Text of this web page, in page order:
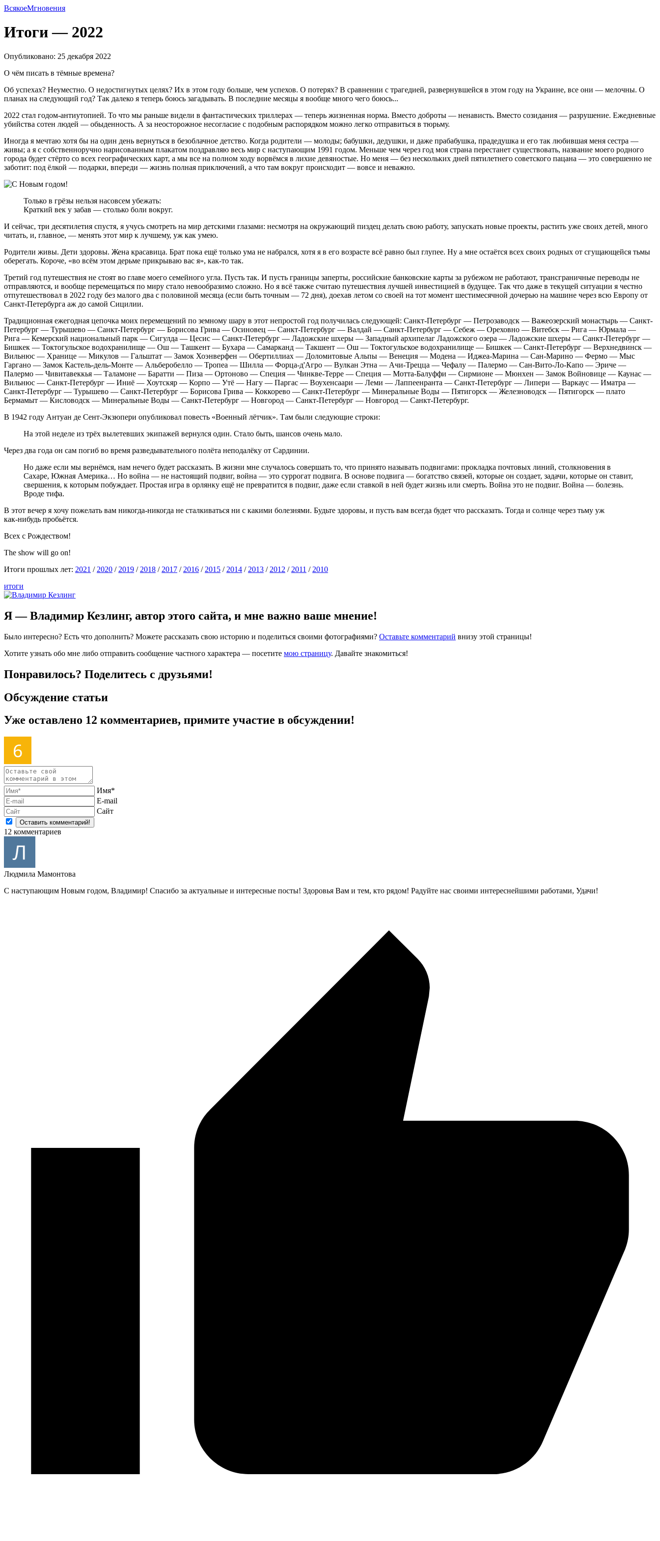
ВсякоеМгновения
Итоги — 2022
Опубликовано: 25 декабря 2022
О чём писать в тёмные времена?
Об успехах? Неуместно. О недостигнутых целях? Их в этом году больше, чем успехов. О потерях? В сравнении с трагедией, развернувшейся в этом году на Украине, все они — мелочны. О
планах на следующий год? Так далеко я теперь боюсь загадывать. В последние месяцы я вообще много чего боюсь...
2022 стал годом-антиутопией. То что мы раньше видели в фантастических триллерах — теперь жизненная норма. Вместо доброты — ненависть. Вместо созидания — разрушение. Ежедневные
убийства сотен людей — обыденность. А за неосторожное несогласие с подобным распорядком можно легко отправиться в тюрьму.
Иногда я мечтаю хотя бы на один день вернуться в безоблачное детство. Когда родители — молоды; бабушки, дедушки, и даже прабабушка, прадедушка и его так любившая меня сестра —
живы; а я с собственноручно нарисованным плакатом поздравляю весь мир с наступающим 1991 годом. Меньше чем через год моя страна перестанет существовать, название моего родного
города будет стёрто со всех географических карт, а мы все на полном ходу ворвёмся в лихие девяностые. Но меня — без нескольких дней пятилетнего советского пацана — это совершенно не
заботит: под ёлкой — подарки, впереди — жизнь полная приключений, а что там вокруг происходит — вовсе и неважно.
Только в грёзы нельзя насовсем убежать:
Краткий век у забав — столько боли вокруг.
И сейчас, три десятилетия спустя, я учусь смотреть на мир детскими глазами: несмотря на окружающий пиздец делать свою работу, запускать новые проекты, растить уже своих детей, много
читать, и, главное, — менять этот мир к лучшему, уж как умею.
Родители живы. Дети здоровы. Жена красавица. Брат пока ещё только ума не набрался, хотя я в его возрасте всё равно был глупее. Ну а мне остаётся всех своих родных от сгущающейся тьмы
оберегать. Короче, «во всём этом дерьме прикрываю вас я», как-то так.
Третий год путешествия не стоят во главе моего семейного угла. Пусть так. И пусть границы заперты, российские банковские карты за рубежом не работают, трансграничные переводы не
отправляются, и вообще перемещаться по миру стало невообразимо сложно. Но я всё также считаю путешествия лучшей инвестицией в будущее. Так что даже в текущей ситуации я честно
отпутешествовал в 2022 году без малого два с половиной месяца (если быть точным — 72 дня), доехав летом со своей на тот момент шестимесячной дочерью на машине через всю Европу от
Санкт-Петербурга аж до самой Сицилии.
Традиционная ежегодная цепочка моих перемещений по земному шару в этот непростой год получилась следующей: Санкт-Петербург — Петрозаводск — Важеозерский монастырь — Санкт-
Петербург — Турышево — Санкт-Петербург — Борисова Грива — Осиновец — Санкт-Петербург — Валдай — Санкт-Петербург — Себеж — Ореховно — Витебск — Рига — Юрмала —
Рига — Кемерский национальный парк — Сигулда — Цесис — Санкт-Петербург — Ладожские шхеры — Западный архипелаг Ладожского озера — Ладожские шхеры — Санкт-Петербург —
Бишкек — Токтогульское водохранилище — Ош — Ташкент — Бухара — Самарканд — Такшент — Ош — Токтогульское водохранилище — Бишкек — Санкт-Петербург — Верхнедвинск —
Вильнюс — Хранице — Микулов — Гальштат — Замок Хоэнверфен — Обертиллиах — Доломитовые Альпы — Венеция — Модена — Иджеа-Марина — Сан-Марино — Фермо — Мыс
Гаргано — Замок Кастель-дель-Монте — Альберобелло — Тропеа — Шилла — Форца-д'Агро — Вулкан Этна — Ачи-Трецца — Чефалу — Палермо — Сан-Вито-Ло-Капо — Эриче —
Палермо — Чивитавеккья — Таламоне — Баратти — Пиза — Ортоново — Специя — Чинкве-Терре — Специя — Мотта-Балуффи — Сирмионе — Мюнхен — Замок Войновице — Каунас —
Вильнюс — Санкт-Петербург — Иниё — Хоутскяр — Корпо — Утё — Нагу — Паргас — Воухенсаари — Леми — Лаппеенранта — Санкт-Петербург — Липери — Варкаус — Иматра —
Санкт-Петербург — Турышево — Санкт-Петербург — Борисова Грива — Коккорево — Санкт-Петербург — Минеральные Воды — Пятигорск — Железноводск — Пятигорск — плато
Бермамыт — Кисловодск — Минеральные Воды — Санкт-Петербург — Новгород — Санкт-Петербург — Новгород — Санкт-Петербург.
В 1942 году Антуан де Сент-Экзюпери опубликовал повесть «Военный лётчик». Там были следующие строки:
На этой неделе из трёх вылетевших экипажей вернулся один. Стало быть, шансов очень мало.
Через два года он сам погиб во время разведывательного полёта неподалёку от Сардинии.
Но даже если мы вернёмся, нам нечего будет рассказать. В жизни мне случалось совершать то, что принято называть подвигами: прокладка почтовых линий, столкновения в
Сахаре, Южная Америка… Но война — не настоящий подвиг, война — это суррогат подвига. В основе подвига — богатство связей, которые он создает, задачи, которые он ставит,
свершения, к которым побуждает. Простая игра в орлянку ещё не превратится в подвиг, даже если ставкой в ней будет жизнь или смерть. Война это не подвиг. Война — болезнь.
Вроде тифа.
В этот вечер я хочу пожелать вам никогда-никогда не сталкиваться ни с какими болезнями. Будьте здоровы, и пусть вам всегда будет что рассказать. Тогда и солнце через тьму уж
как-нибудь пробьётся.
Всех с Рождеством!
The show will go on!
Итоги прошлых лет: 2021 / 2020 / 2019 / 2018 / 2017 / 2016 / 2015 / 2014 / 2013 / 2012 / 2011 / 2010
итоги
Я — Владимир Кезлинг, автор этого сайта, и мне важно ваше мнение!
Было интересно? Есть что дополнить? Можете рассказать свою историю и поделиться своими фотографиями? Оставьте комментарий внизу этой страницы!
Хотите узнать обо мне либо отправить сообщение частного характера — посетите мою страницу. Давайте знакомиться!
Понравилось? Поделитесь с друзьями!
Обсуждение статьи
Уже оставлено 12 комментариев, примите участие в обсуждении!
Имя*
E-mail
Сайт
12 комментариев
Людмила Мамонтова
С наступающим Новым годом, Владимир! Спасибо за актуальные и интересные посты! Здоровья Вам и тем, кто рядом! Радуйте нас своими интереснейшими работами, Удачи!